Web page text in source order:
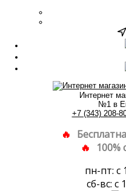
Интернет
№1 в
+7 (343) 208-
100%
пн-пт: с
сб-вс: с